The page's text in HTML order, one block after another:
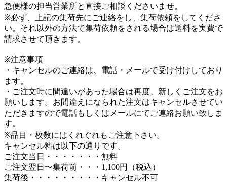
急便様の担当営業所と直接ご相談くださいませ。
※必ず、上記の集荷先にご連絡をし、集荷依頼をしてくださ
い。それ以外の方法で集荷依頼をされる場合は送料を実費で
請求させて頂きます。
※注意事項
・キャンセルのご連絡は、電話・メールで受け付けしており
ます。
・ご注文時に間違いがあった場合は再度、新しくご注文をお
願いします。お間違えになられた注文はキャンセルさせてい
ただきますので電話もしくはメールにてご連絡お願い致しま
す。
※品目・枚数にはくれぐれもご注意下さい。
キャンセル料は以下の通りです。
ご注文当日・・・・・・・無料
ご注文翌日〜集荷前・・・1,100円（税込）
集荷後・・・・・・・・・キャンセル不可